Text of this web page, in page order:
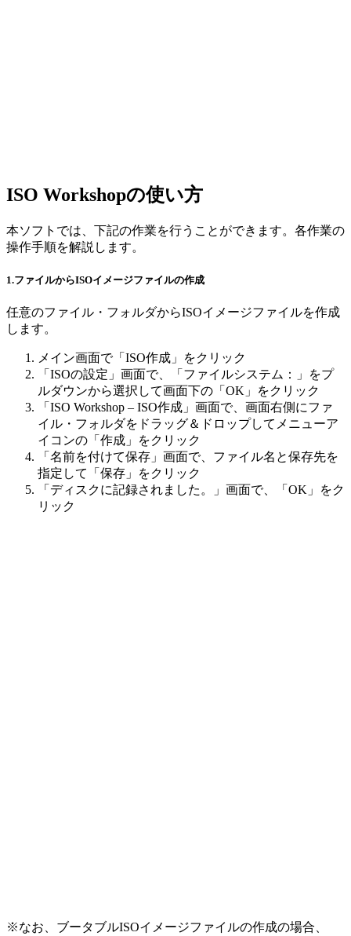
ISO Workshopの使い方
本ソフトでは、下記の作業を行うことができます。各作業の
操作手順を解説します。
1.ファイルからISOイメージファイルの作成
任意のファイル・フォルダからISOイメージファイルを作成
します。
メイン画面で「ISO作成」をクリック
「ISOの設定」画面で、「ファイルシステム：」をプ
ルダウンから選択して画面下の「OK」をクリック
「ISO Workshop – ISO作成」画面で、画面右側にファ
イル・フォルダをドラッグ＆ドロップしてメニューア
イコンの「作成」をクリック
「名前を付けて保存」画面で、ファイル名と保存先を
指定して「保存」をクリック
「ディスクに記録されました。」画面で、「OK」をク
リック
※なお、ブータブルISOイメージファイルの作成の場合、